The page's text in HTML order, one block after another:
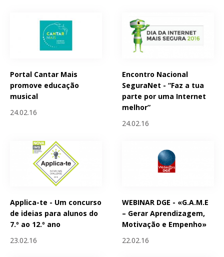
Portal Cantar Mais
promove educação
musical
24.02.16
Encontro Nacional
SeguraNet - “Faz a tua
parte por uma Internet
melhor”
24.02.16
Applica-te - Um concurso
de ideias para alunos do
7.º ao 12.º ano
23.02.16
WEBINAR DGE - «G.A.M.E
– Gerar Aprendizagem,
Motivação e Empenho»
22.02.16